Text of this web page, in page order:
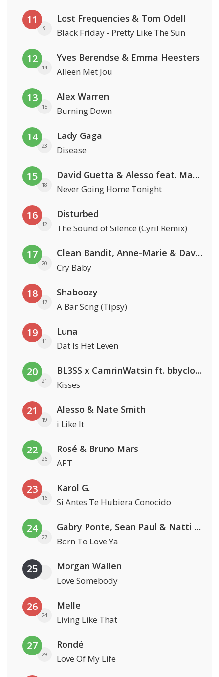
11
9
Lost Frequencies & Tom Odell
Black Friday - Pretty Like The Sun
12
14
Yves Berendse & Emma Heesters
Alleen Met Jou
13
15
Alex Warren
Burning Down
14
23
Lady Gaga
Disease
15
18
David Guetta & Alesso feat. Madison Love
Never Going Home Tonight
16
12
Disturbed
The Sound of Silence (Cyril Remix)
17
20
Clean Bandit, Anne-Marie & David Guetta
Cry Baby
18
17
Shaboozy
A Bar Song (Tipsy)
19
11
Luna
Dat Is Het Leven
20
21
BL3SS x CamrinWatsin ft. bbyclose
Kisses
21
19
Alesso & Nate Smith
i Like It
22
26
Rosé & Bruno Mars
APT
23
16
Karol G.
Si Antes Te Hubiera Conocido
24
27
Gabry Ponte, Sean Paul & Natti Natasha
Born To Love Ya
25 Morgan Wallen
Love Somebody
26
24
Melle
Living Like That
27
29
Rondé
Love Of My Life